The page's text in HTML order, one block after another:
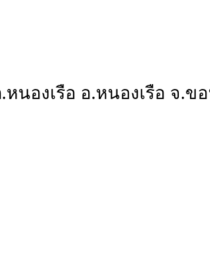
นองเรือ อ.หนองเรือ จ.